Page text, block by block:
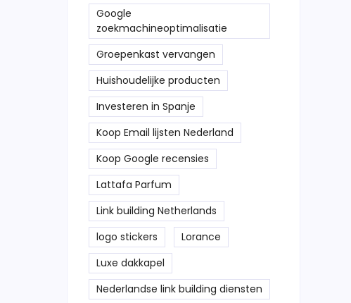
Google
zoekmachineoptimalisatie
Groepenkast vervangen
Huishoudelijke producten
Investeren in Spanje
Koop Email lijsten Nederland
Koop Google recensies
Lattafa Parfum
Link building Netherlands
logo stickers
Lorance
Luxe dakkapel
Nederlandse link building diensten